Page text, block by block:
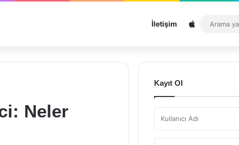
İletişim Sitemap
Neler
Kayıt Ol